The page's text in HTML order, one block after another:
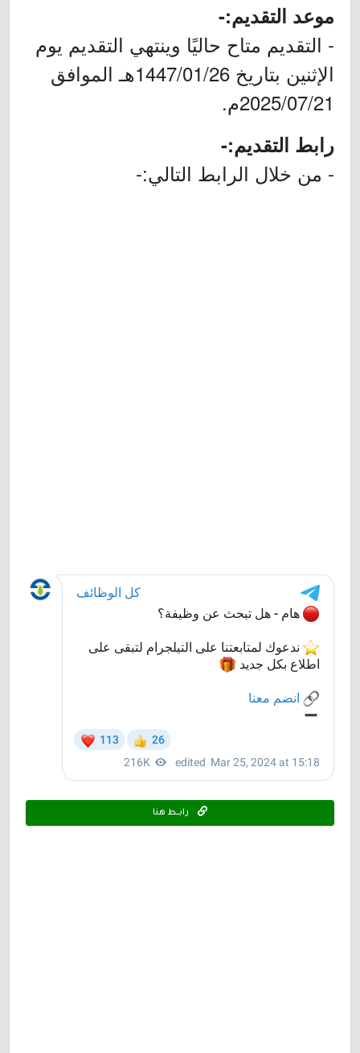
موعد التقديم:-
- التقديم متاح حاليًا وينتهي التقديم يوم
الإثنين بتاريخ 1447/01/26هـ الموافق
2025/07/21م.
رابط التقديم:-
- من خلال الرابط التالي:-
رابـــط هنا